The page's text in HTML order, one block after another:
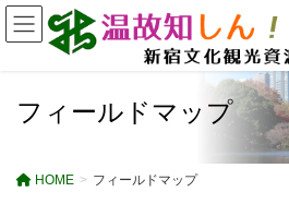
フィールドマップ
HOME フィールドマップ